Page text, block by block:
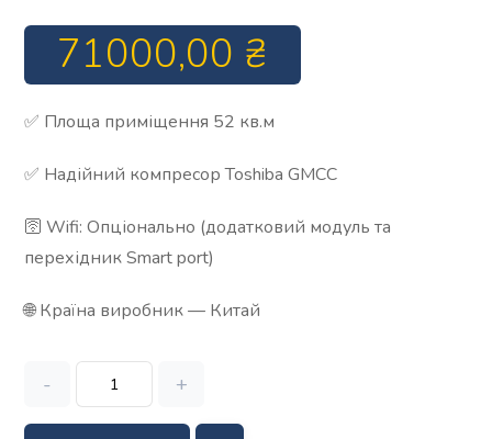
71000,00 ₴
✅ Площа приміщення 52 кв.м
✅ Надійний компресор Toshiba GMCC
🛜 Wifi: Опціонально (додатковий модуль та
перехідник Smart port)
🌐 Країна виробник — Китай
- +